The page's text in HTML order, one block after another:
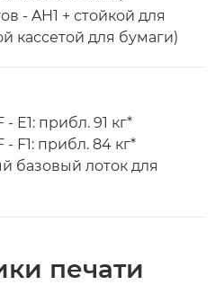
- AH1 + стойкой для
кассетой для бумаги)
E1: прибл. 91 кг*
F1: прибл. 84 кг*
базовый лоток для
печати